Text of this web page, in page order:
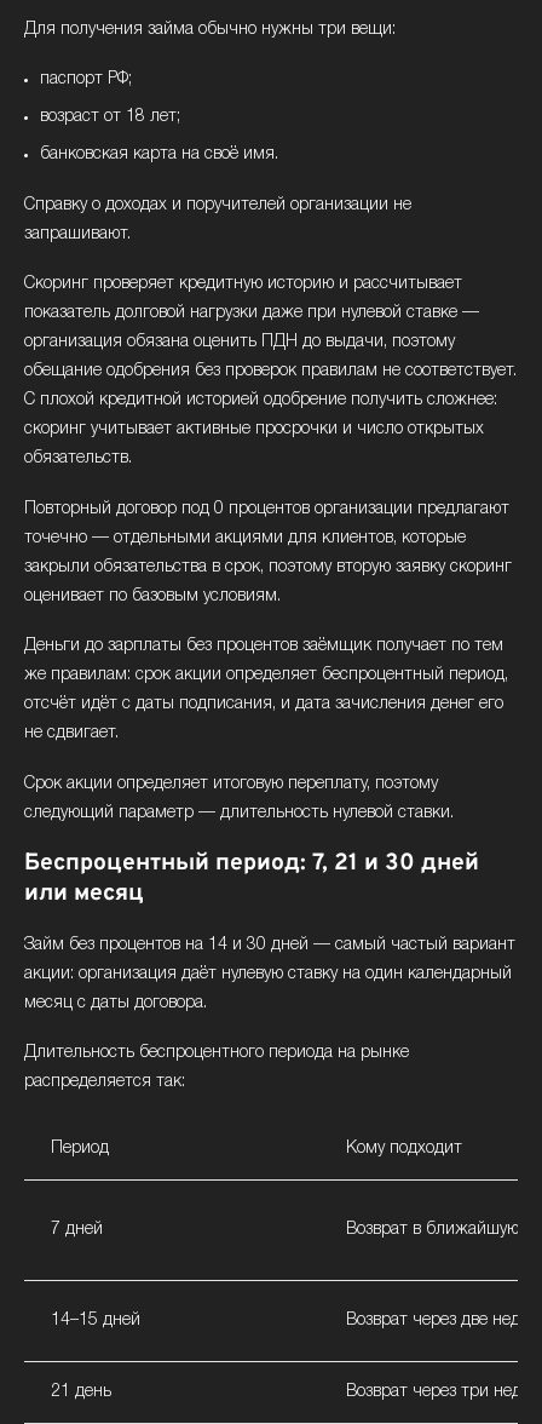
Для получения займа обычно нужны три вещи:
паспорт РФ;
возраст от 18 лет;
банковская карта на своё имя.
Справку о доходах и поручителей организации не
запрашивают.
Скоринг проверяет кредитную историю и рассчитывает
показатель долговой нагрузки даже при нулевой ставке —
организация обязана оценить ПДН до выдачи, поэтому
обещание одобрения без проверок правилам не соответствует.
С плохой кредитной историей одобрение получить сложнее:
скоринг учитывает активные просрочки и число открытых
обязательств.
Повторный договор под 0 процентов организации предлагают
точечно — отдельными акциями для клиентов, которые
закрыли обязательства в срок, поэтому вторую заявку скоринг
оценивает по базовым условиям.
Деньги до зарплаты без процентов заёмщик получает по тем
же правилам: срок акции определяет беспроцентный период,
отсчёт идёт с даты подписания, и дата зачисления денег его
не сдвигает.
Срок акции определяет итоговую переплату, поэтому
следующий параметр — длительность нулевой ставки.
Беспроцентный период: 7, 21 и 30 дней
или месяц
Займ без процентов на 14 и 30 дней — самый частый вариант
акции: организация даёт нулевую ставку на один календарный
месяц с даты договора.
Длительность беспроцентного периода на рынке
распределяется так:
Период Кому подходит
7 дней Возврат в ближайшую
14–15 дней Возврат через две
21 день Возврат через три